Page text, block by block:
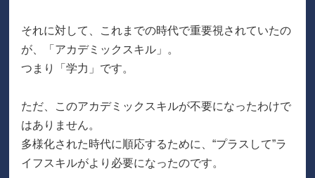
それに対して、これまでの時代で重要視されていたの
が、「アカデミックスキル」。
つまり「学力」です。
ただ、このアカデミックスキルが不要になったわけで
はありません。
多様化された時代に順応するために、“プラスして”ラ
イフスキルがより必要になったのです。